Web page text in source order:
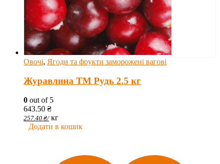
Овочі, Ягоди та фрукти заморожені вагові
Журавлина ТМ Рудь 2.5 кг
0 out of 5
643.50 ₴
257.40 ₴/ кг
Додати в кошик